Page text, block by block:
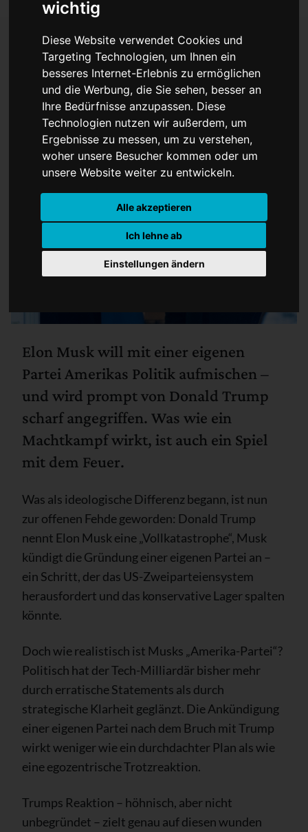
wichtig
Diese Website verwendet Cookies und
Targeting Technologien, um Ihnen ein
besseres Internet-Erlebnis zu ermöglichen
und die Werbung, die Sie sehen, besser an
Ihre Bedürfnisse anzupassen. Diese
Technologien nutzen wir außerdem, um
Ergebnisse zu messen, um zu verstehen,
woher unsere Besucher kommen oder um
unsere Website weiter zu entwickeln.
Alle akzeptieren
Ich lehne ab
Einstellungen ändern
Macht, Musk und
politische Mythen
Elon Musk will mit einer eigenen
Partei Amerikas Politik aufmischen –
und wird prompt von Donald Trump
scharf angegriffen. Was wie ein
Machtkampf wirkt, ist auch ein Spiel
mit dem Feuer.
Was als ideologische Differenz begann, ist nun
zur offenen Fehde geworden: Donald Trump
nennt Elon Musk eine „Vollkatastrophe“, Musk
kündigt die Gründung einer eigenen Partei an –
ein Schritt, der das US-Zweiparteiensystem
herausfordert und das konservative Lager spalten
könnte.
Doch wie realistisch ist Musks „Amerika-Partei“?
Politisch hat der Tech-Milliardär bisher mehr
durch erratische Statements als durch
strategische Klarheit geglänzt. Die Ankündigung
einer eigenen Partei nach dem Bruch mit Trump
wirkt weniger wie ein durchdachter Plan als wie
eine egozentrische Trotzreaktion.
Trumps Reaktion – höhnisch, aber nicht
unbegründet – zielt genau auf diesen wunden